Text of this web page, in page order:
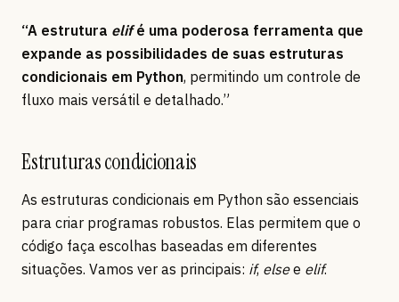
“A estrutura elifé uma poderosa ferramenta que
expande as possibilidades de suas estruturas
condicionais em Python, permitindo um controle de
fluxo mais versátil e detalhado.”
Estruturas condicionais
As estruturas condicionais em Python são essenciais
para criar programas robustos. Elas permitem que o
código faça escolhas baseadas em diferentes
situações. Vamos ver as principais: if, elsee elif.